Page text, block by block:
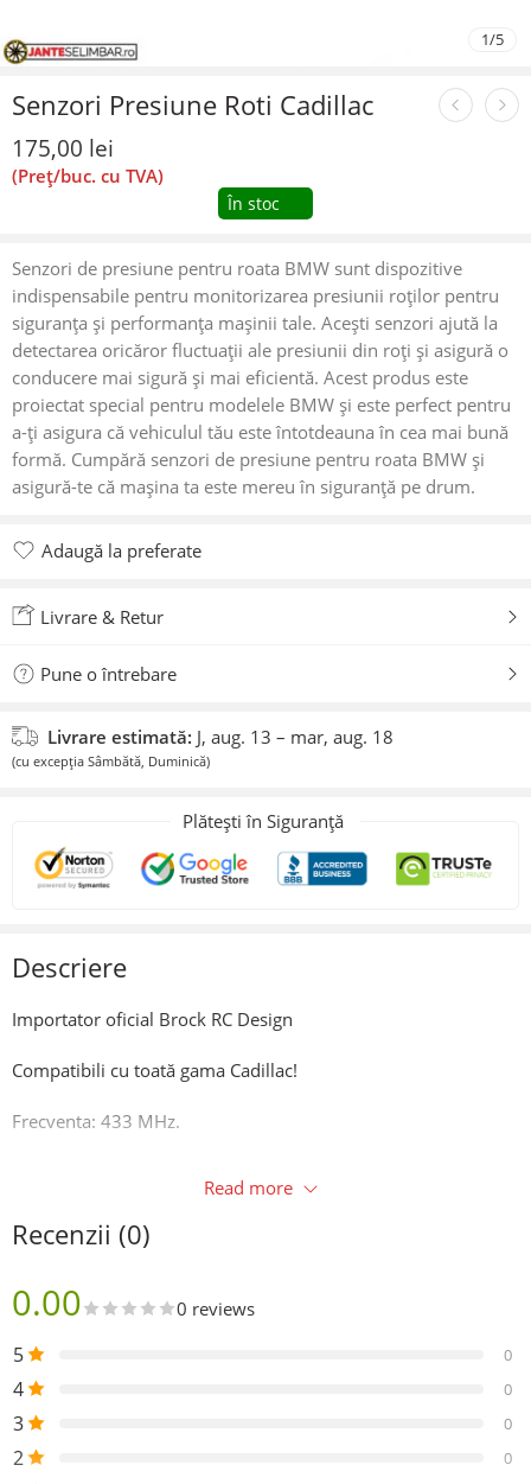
1/5
Senzori Presiune Roti Cadillac
175,00 lei
(Preț/buc. cu TVA)
În stoc
Senzori de presiune pentru roata BMW sunt dispozitive
indispensabile pentru monitorizarea presiunii roților pentru
siguranța și performanța mașinii tale. Acești senzori ajută la
detectarea oricăror fluctuații ale presiunii din roți și asigură o
conducere mai sigură și mai eficientă. Acest produs este
proiectat special pentru modelele BMW și este perfect pentru
a-ți asigura că vehiculul tău este întotdeauna în cea mai bună
formă. Cumpără senzori de presiune pentru roata BMW și
asigură-te că mașina ta este mereu în siguranță pe drum.
Adaugă la preferate
Livrare & Retur
Pune o întrebare
Livrare estimată: J, aug. 13 – mar, aug. 18
(cu excepția Sâmbătă, Duminică)
Plătești în Siguranță
Descriere
Importator oficial Brock RC Design
Compatibili cu toată gama Cadillac!
Frecventa: 433 MHz.
Valvă: Aluminiu.
modelul si anul fabricației (Exemplu: Cadillac Escalade 2020).
Garanție 24 luni in baza bonului fiscal sau a facturii!
Montaj profesional in unitatea noastra:
Centrul de jante si anvelope -AUTOFIX-
Read more
Recenzii (0)
0.00 0 reviews
5 0
4 0
3 0
2 0